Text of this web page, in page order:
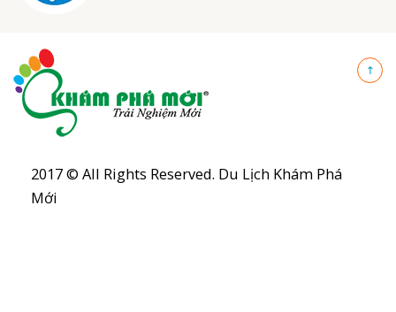
2017 © All Rights Reserved. Du Lịch Khám Phá
Mới